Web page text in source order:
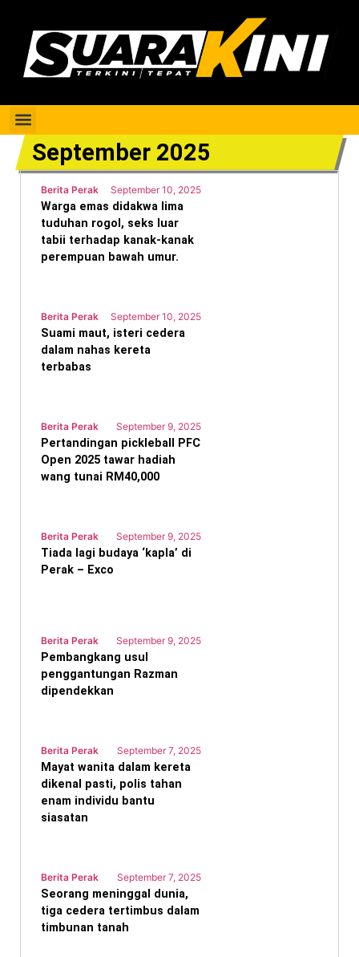
September 2025
Warga emas didakwa lima
tuduhan rogol, seks luar
tabii terhadap kanak-kanak
perempuan bawah umur.
Berita Perak September 10, 2025
Suami maut, isteri cedera
dalam nahas kereta
terbabas
Berita Perak September 10, 2025
Pertandingan pickleball PFC
Open 2025 tawar hadiah
wang tunai RM40,000
Berita Perak September 9, 2025
Tiada lagi budaya ‘kapla’ di
Perak – Exco
Berita Perak September 9, 2025
Pembangkang usul
penggantungan Razman
dipendekkan
Berita Perak September 9, 2025
Mayat wanita dalam kereta
dikenal pasti, polis tahan
enam individu bantu
siasatan
Berita Perak September 7, 2025
Seorang meninggal dunia,
tiga cedera tertimbus dalam
timbunan tanah
Berita Perak September 7, 2025